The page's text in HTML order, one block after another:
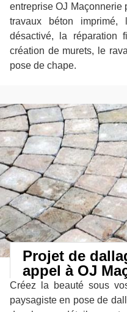
entreprise OJ Maçonnerie
travaux béton imprimé,
désactivé, la réparation
création de murets, le
pose de chape.
Projet de
appel à OJ
Créez la beauté sous
paysagiste en pose de